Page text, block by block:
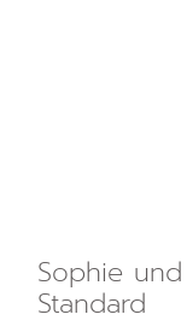
Sophie
Standard